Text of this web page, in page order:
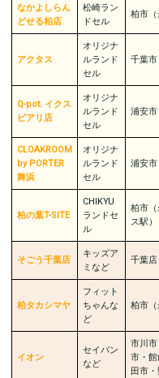
なかよしらん
どせる柏店
松崎ラン
ドセル
柏市（
アクタス
オリジナ
ルランド
セル
千葉
Q-pot. イクス
ピアリ店
オリジナ
ルランド
セル
浦安市
CLOAKROOM
by PORTER
舞浜
オリジナ
ルランド
セル
浦安市
柏の葉T-SITE
CHIKYU
ランドセ
ル
柏市
ス駅）
そごう千葉店
キッズア
ミなど
千葉店
柏タカシマヤ
フィット
ちゃんな
ど
柏市（
イオン
セイバン
など
市川
市・
田市